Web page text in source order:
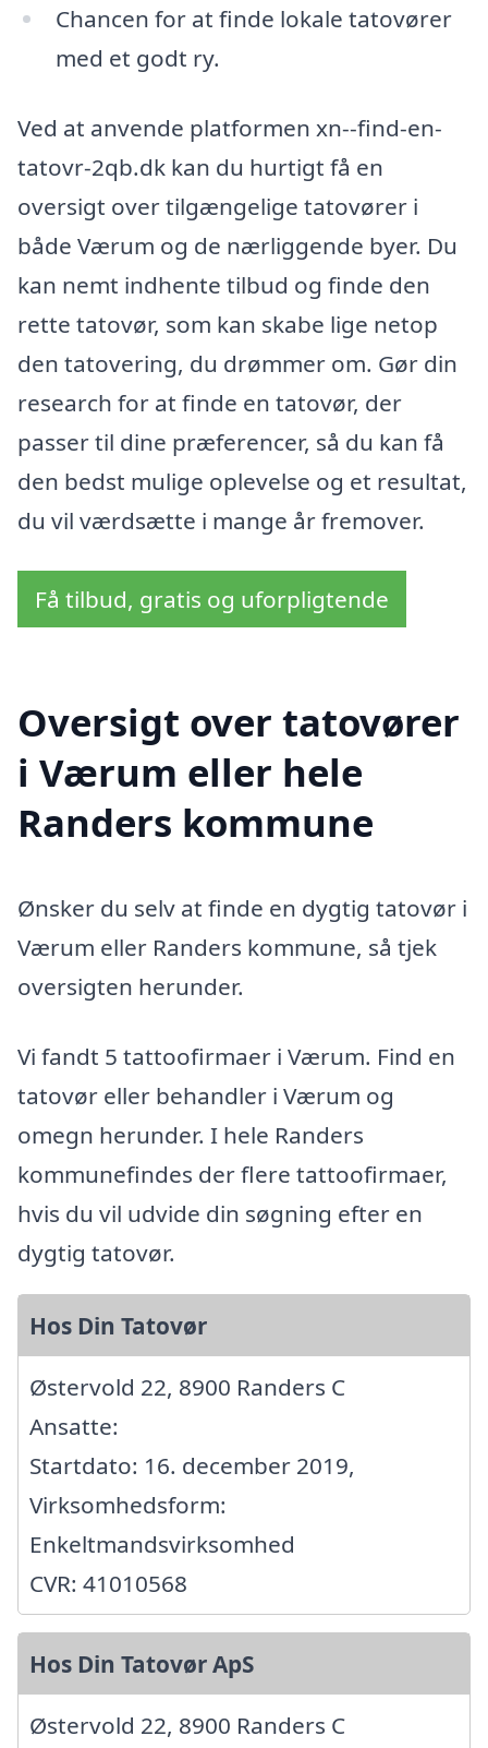
Chancen for at finde lokale tatovører
med et godt ry.
Ved at anvende platformen xn--find-en-
tatovr-2qb.dk kan du hurtigt få en
oversigt over tilgængelige tatovører i
både Værum og de nærliggende byer. Du
kan nemt indhente tilbud og finde den
rette tatovør, som kan skabe lige netop
den tatovering, du drømmer om. Gør din
research for at finde en tatovør, der
passer til dine præferencer, så du kan få
den bedst mulige oplevelse og et resultat,
du vil værdsætte i mange år fremover.
Få tilbud, gratis og uforpligtende
Oversigt over tatovører
i Værum eller hele
Randers kommune
Ønsker du selv at finde en dygtig tatovør i
Værum eller Randers kommune, så tjek
oversigten herunder.
Vi fandt 5 tattoofirmaer i Værum. Find en
tatovør eller behandler i Værum og
omegn herunder. I hele Randers
kommunefindes der flere tattoofirmaer,
hvis du vil udvide din søgning efter en
dygtig tatovør.
Hos Din Tatovør
Østervold 22, 8900 Randers C
Ansatte:
Startdato: 16. december 2019,
Virksomhedsform:
Enkeltmandsvirksomhed
CVR: 41010568
Hos Din Tatovør ApS
Østervold 22, 8900 Randers C